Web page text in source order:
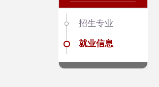
招生专业
就业信息